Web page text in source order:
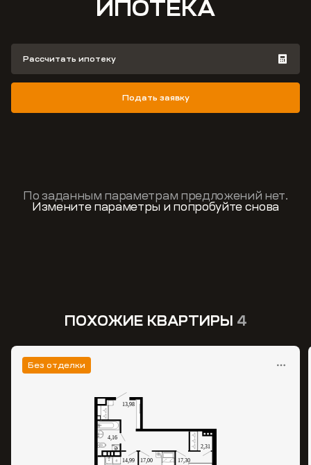
ИПОТЕКА
Подать заявку
Рассчитать ипотеку
По заданным параметрам предложений нет.
Измените параметры и попробуйте снова
ПОХОЖИЕ КВАРТИРЫ 4
Без отделки